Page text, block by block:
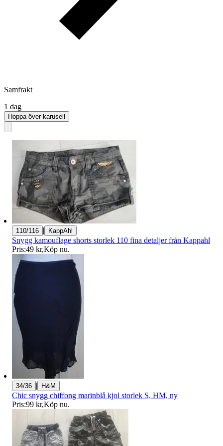
Samfrakt
1 dag
Hoppa över karusell
110/116 | KappAhl
Snygg kamouflage shorts storlek 110 fina detaljer från Kappahl
Pris:49 kr,Köp nu.
34/36 | H&M
Chic snygg chiffong marinblå kjol storlek S, HM, ny
Pris:99 kr,Köp nu.